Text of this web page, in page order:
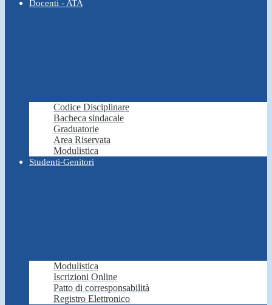
Docenti - ATA
Codice Disciplinare
Bacheca sindacale
Graduatorie
Area Riservata
Modulistica
Studenti-Genitori
Modulistica
Iscrizioni Online
Patto di corresponsabilità
Registro Elettronico